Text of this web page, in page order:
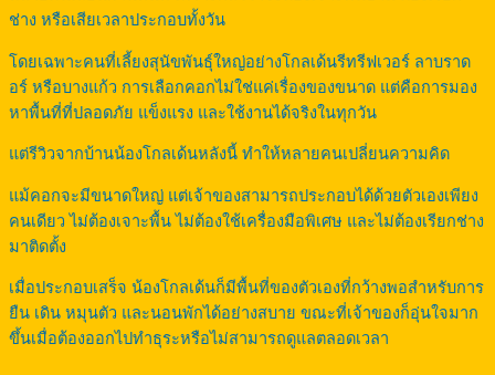
ช่าง หรือเสียเวลาประกอบทั้งวัน
โดยเฉพาะคนที่เลี้ยงสุนัขพันธุ์ใหญ่อย่างโกลเด้นรีทรีฟเวอร์ ลาบราด
อร์ หรือบางแก้ว การเลือกคอกไม่ใช่แค่เรื่องของขนาด แต่คือการมอง
หาพื้นที่ที่ปลอดภัย แข็งแรง และใช้งานได้จริงในทุกวัน
แต่รีวิวจากบ้านน้องโกลเด้นหลังนี้ ทำให้หลายคนเปลี่ยนความคิด
แม้คอกจะมีขนาดใหญ่ แต่เจ้าของสามารถประกอบได้ด้วยตัวเองเพียง
คนเดียว ไม่ต้องเจาะพื้น ไม่ต้องใช้เครื่องมือพิเศษ และไม่ต้องเรียกช่าง
มาติดตั้ง
เมื่อประกอบเสร็จ น้องโกลเด้นก็มีพื้นที่ของตัวเองที่กว้างพอสำหรับการ
ยืน เดิน หมุนตัว และนอนพักได้อย่างสบาย ขณะที่เจ้าของก็อุ่นใจมาก
ขึ้นเมื่อต้องออกไปทำธุระหรือไม่สามารถดูแลตลอดเวลา